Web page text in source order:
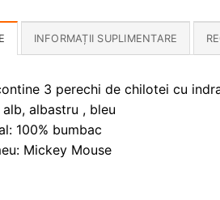
INFORMAȚII SUPLIMENTARE
3 perechi de chilotei cu
alb, albastru , bleu
100% bumbac
Mickey Mouse